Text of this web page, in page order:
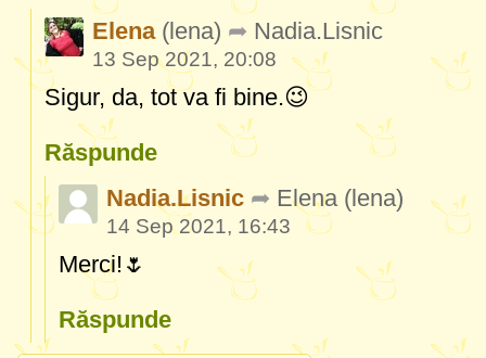
Elena (lena) Nadia.Lisnic
13 Sep 2021, 20:08
Sigur, da, tot va fi bine.😉
Răspunde
Nadia.Lisnic
Elena (lena)
14 Sep 2021, 16:43
Merci!🌷
Răspunde